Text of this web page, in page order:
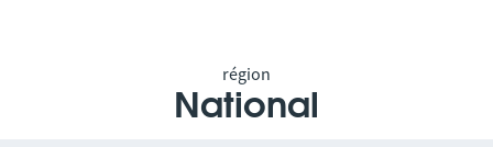
région
National